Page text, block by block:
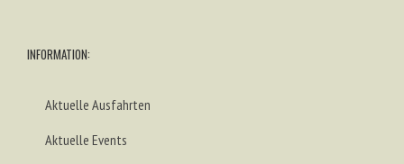
INFORMATION:
Aktuelle Ausfahrten
Aktuelle Events